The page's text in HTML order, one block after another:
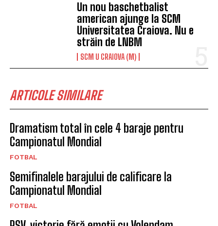
Un nou baschetbalist
american ajunge la SCM
Universitatea Craiova. Nu e
străin de LNBM
SCM U CRAIOVA (M)
ARTICOLE SIMILARE
Dramatism total în cele 4 baraje pentru
Campionatul Mondial
FOTBAL
Semifinalele barajului de calificare la
Campionatul Mondial
FOTBAL